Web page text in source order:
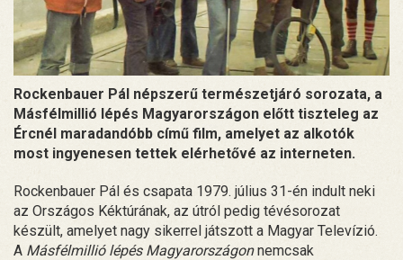
Rockenbauer Pál népszerű természetjáró sorozata, a
Másfélmillió lépés Magyarországon előtt tiszteleg az
Ércnél maradandóbb című film, amelyet az alkotók
most ingyenesen tettek elérhetővé az interneten.
Rockenbauer Pál és csapata 1979. július 31-én indult neki
az Országos Kéktúrának, az útról pedig tévésorozat
készült, amelyet nagy sikerrel játszott a Magyar Televízió.
A Másfélmillió lépés Magyarországonnemcsak